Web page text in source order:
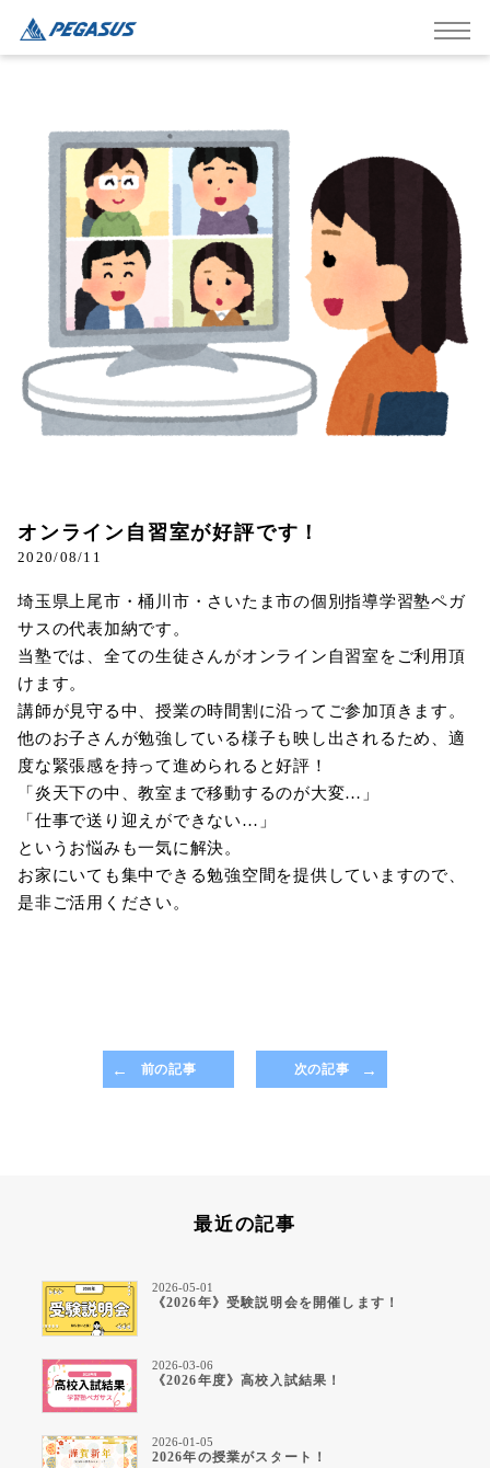
オンライン自習室が好評です！
2020/08/11
埼玉県上尾市・桶川市・さいたま市の個別指導学習塾ペガ
サスの代表加納です。
当塾では、全ての生徒さんがオンライン自習室をご利用頂
けます。
講師が見守る中、授業の時間割に沿ってご参加頂きます。
他のお子さんが勉強している様子も映し出されるため、適
度な緊張感を持って進められると好評！
「炎天下の中、教室まで移動するのが大変…」
「仕事で送り迎えができない…」
というお悩みも一気に解決。
お家にいても集中できる勉強空間を提供していますので、
是非ご活用ください。
前の記事 次の記事
最近の記事
《2026年》受験説明会を開催します！
2026-05-01
《2026年度》高校入試結果！
2026-03-06
2026年の授業がスタート！
2026-01-05